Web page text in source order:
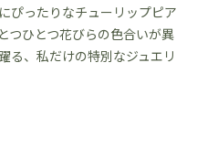
ぴったりなチューリップピア
つひとつ花びらの色合いが異
る、私だけの特別なジュエリ